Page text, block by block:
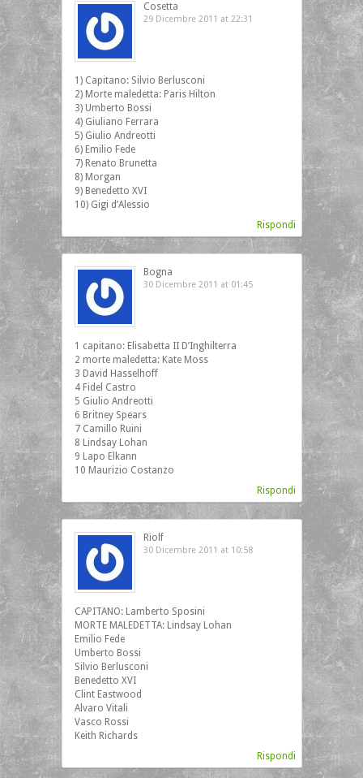
Cosetta
29 Dicembre 2011 at 22:31
1) Capitano: Silvio Berlusconi
2) Morte maledetta: Paris Hilton
3) Umberto Bossi
4) Giuliano Ferrara
5) Giulio Andreotti
6) Emilio Fede
7) Renato Brunetta
8) Morgan
9) Benedetto XVI
10) Gigi d’Alessio
Rispondi
Bogna
30 Dicembre 2011 at 01:45
1 capitano: Elisabetta II D’Inghilterra
2 morte maledetta: Kate Moss
3 David Hasselhoff
4 Fidel Castro
5 Giulio Andreotti
6 Britney Spears
7 Camillo Ruini
8 Lindsay Lohan
9 Lapo Elkann
10 Maurizio Costanzo
Rispondi
Riolf
30 Dicembre 2011 at 10:58
CAPITANO: Lamberto Sposini
MORTE MALEDETTA: Lindsay Lohan
Emilio Fede
Umberto Bossi
Silvio Berlusconi
Benedetto XVI
Clint Eastwood
Alvaro Vitali
Vasco Rossi
Keith Richards
Rispondi